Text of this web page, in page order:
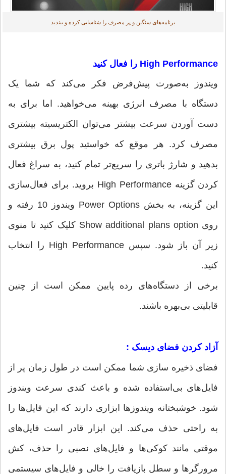
برنامه‌های سنگین و پر مصرف را شناسایی کرده و ببندید
High Performance را فعال کنید
ویندوز به‌صورت پیش‌فرض فکر می‌کند که شما یک
دستگاه با مصرف انرژی بهینه می‌خواهید. اما برای به
دست آوردن سرعت بیشتر می‌توان الکتریسیته بیشتری
مصرف کرد. هر موقع که خواستید پول برق بیشتری
بدهید و شارژ باتری را سریع‌تر تمام کنید، به سراغ فعال
کردن گزینه High Performance بروید. برای فعال‌سازی
این گزینه، به بخش Power Options ویندوز 10 رفته و
روی Show additional plans option کلیک کنید تا منوی
زیر آن باز شود. سپس High Performance را انتخاب
کنید.
برخی از دستگاه‌های رده پایین ممکن است از چنین
قابلیتی بی‌بهره باشند.
آزاد کردن فضای دیسک :
فضای ذخیره سازی شما ممکن است در طول زمان پر از
فایل‌های بی‌استفاده شده و باعث کندی سرعت ویندوز
شود. خوشبختانه ویندوزها ابزاری دارند که این فایل‌ها را
به راحتی حذف می‌کند. این ابزار قادر است فایل‌های
موقتی مانند کوکی‌ها و فایل‌های نصبی را حذف، کش
مرورگرها و سطل بازیافت را خالی و فایل‌های سیستمی